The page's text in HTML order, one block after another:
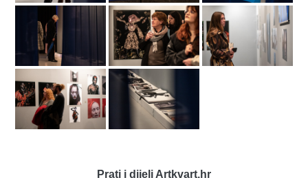
Prati i dijeli Artkvart.hr